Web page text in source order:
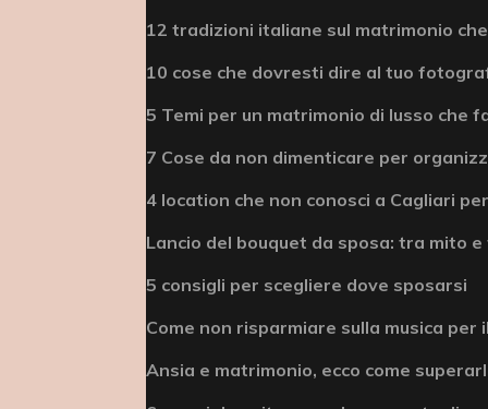
12 tradizioni italiane sul matrimonio
10 cose che dovresti dire al tuo
5 Temi per un matrimonio di lusso che
7 Cose da non dimenticare per
4 location che non conosci a Cagliari
Lancio del bouquet da sposa: tra mito e
5 consigli per scegliere dove sposarsi
Come non risparmiare sulla musica per
Ansia e matrimonio, ecco come